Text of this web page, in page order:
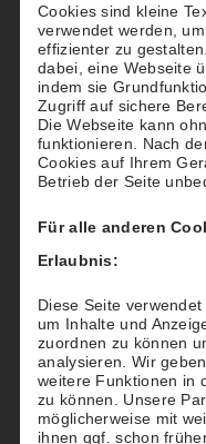
ersehen Sie die
Wenn Sie die
Zeitraum einsehen
Wie buchen
Möchten Sie Ihren
"Tennis-Service"
Dann reservieren
nach deren
TTHC.
Gern richten wir
Hotel-Konditionen
Cookies sind kleine
verwendet werden,
effizienter zu
dabei, eine Webseite
indem sie
Zugriff auf sichere
Die Webseite kann
funktionieren. Nach
Cookies auf Ihrem
Betrieb der Seite
Für alle anderen
Erlaubnis:
Diese Seite
um Inhalte und
zuordnen zu können
analysieren. Wir
weitere Funktionen in
zu können. Unsere
möglicherweise mit
ihnen ggf. schon